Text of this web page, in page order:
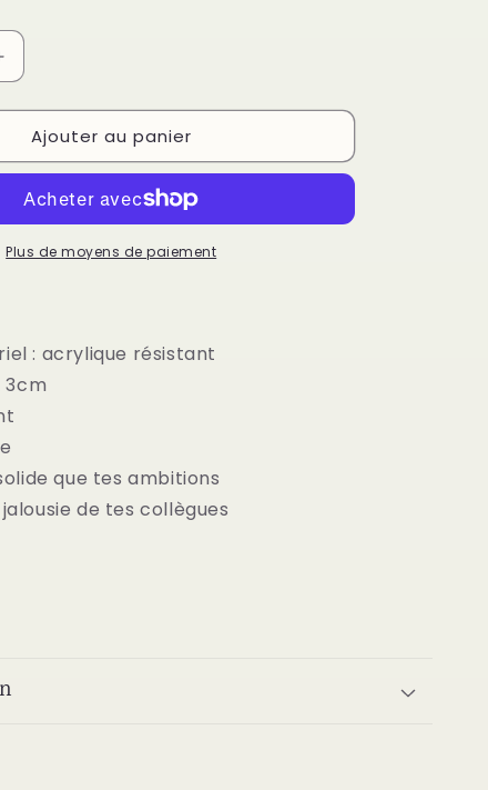
les
vagabond
Ajouter au panier
Plus de moyens de paiement
: acrylique résistant
3cm
que tes ambitions
de tes collègues